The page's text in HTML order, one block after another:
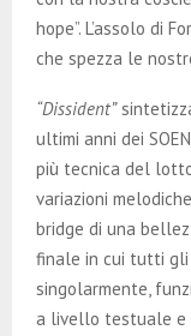
hope”. L’assolo di
che spezza le
“Dissident”
ultimi anni dei
più tecnica del
variazioni
bridge di una
finale in cui tutti gli
singolarmente,
a livello testuale e